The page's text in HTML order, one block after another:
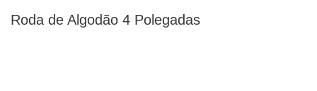
Roda de Algodão 4 Polegadas